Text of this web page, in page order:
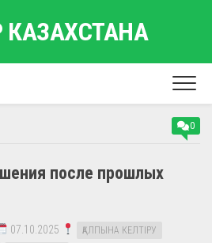
КАЗАХСТАНА
0
после прошлых
07.10.2025
ҚАЛПЫНА КЕЛТІРУ